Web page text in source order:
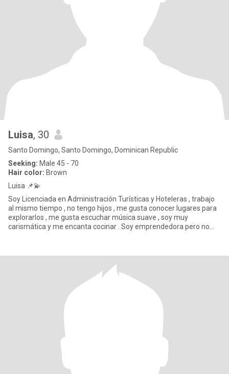
Luisa, 30
Santo Domingo, Santo Domingo, Dominican Republic
Seeking: Male 45 - 70
Hair color: Brown
Luisa 📌💫
Soy Licenciada en Administración Turísticas y Hoteleras , trabajo
al mismo tiempo , no tengo hijos , me gusta conocer lugares para
explorarlos , me gusta escuchar música suave , soy muy
carismática y me encanta cocinar . Soy emprendedora pero no